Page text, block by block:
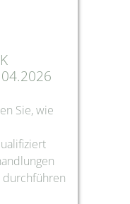
Sie, wie